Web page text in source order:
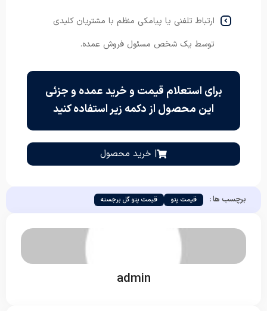
ارتباط تلفنی یا پیامکی منظم با مشتریان کلیدی
توسط یک شخص مسئول فروش عمده.
برای استعلام قیمت و خرید عمده و جزئی
این محصول از دکمه زیر استفاده کنید
| خرید محصول
برچسب ها : قیمت پتو قیمت پتو گل برجسته
admin